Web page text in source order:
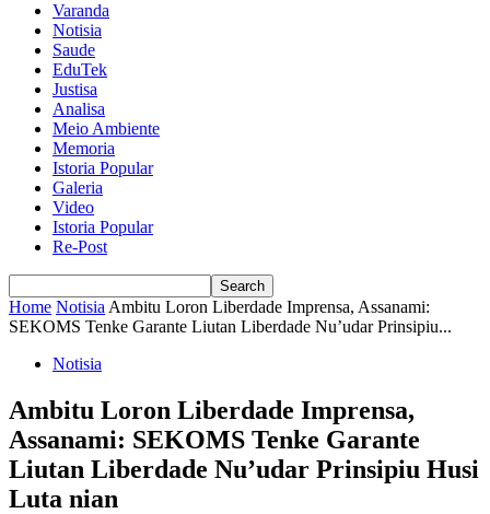
Varanda
Notisia
Saude
EduTek
Justisa
Analisa
Meio Ambiente
Memoria
Istoria Popular
Galeria
Video
Istoria Popular
Re-Post
Home Notisia Ambitu Loron Liberdade Imprensa, Assanami:
SEKOMS Tenke Garante Liutan Liberdade Nu’udar Prinsipiu...
Notisia
Ambitu Loron Liberdade Imprensa,
Assanami: SEKOMS Tenke Garante
Liutan Liberdade Nu’udar Prinsipiu Husi
Luta nian